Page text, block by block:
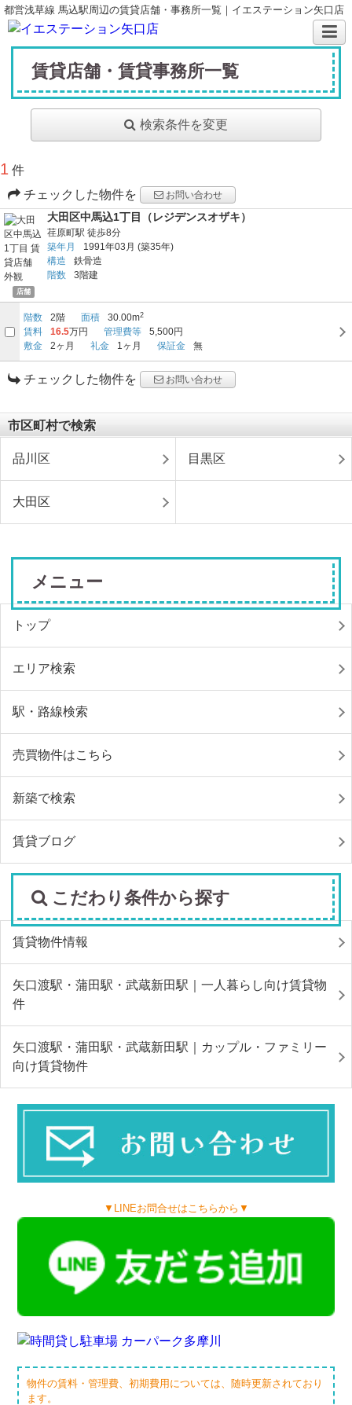
都営浅草線 馬込駅周辺の賃貸店舗・事務所一覧｜イエステーション矢口店
賃貸店舗・賃貸事務所一覧
検索条件を変更
1 件
チェックした物件を
お問い合わせ
店舗
大田区中馬込1丁目（レジデンスオザキ）
荏原町駅 徒歩8分
築年月
1991年03月 (築35年)
構造
鉄骨造
階数
3階建
階数 2階 面積 30.00m2
賃料 16.5万円 管理費等
5,500円
敷金
2ヶ月 礼金 1ヶ月 保証金 無
チェックした物件を お問い合わせ
市区町村で検索
品川区 目黒区
大田区
メニュー
トップ
エリア検索
駅・路線検索
売買物件はこちら
新築で検索
賃貸ブログ
こだわり条件から探す
賃貸物件情報
矢口渡駅・蒲田駅・武蔵新田駅｜一人暮らし向け賃貸物
件
矢口渡駅・蒲田駅・武蔵新田駅｜カップル・ファミリー
向け賃貸物件
▼LINEお問合せはこちらから▼
物件の賃料・管理費、初期費用については、随時更新されており
ます。